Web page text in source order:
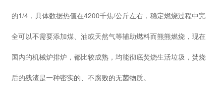
的1/4，具体数据热值在4200千焦/公斤左右，稳定燃烧过程中完
全可以不需要添加煤、油或天然气等辅助燃料而熊熊燃烧，现在
国内的机械炉排炉，都比较成熟，均能彻底焚烧生活垃圾，焚烧
后的残渣是一种密实的、不腐败的无菌物质。